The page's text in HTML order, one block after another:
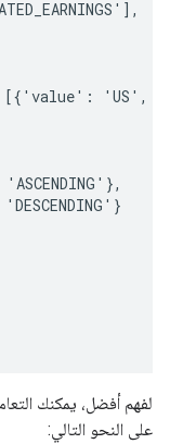
'US',
على النحو التالي: